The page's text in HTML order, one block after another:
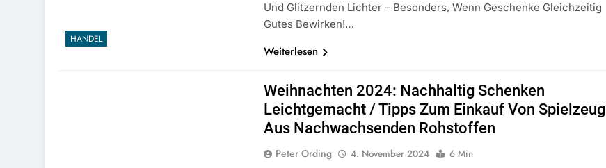
HANDEL
Und Glitzernden Lichter – Besonders, Wenn Geschenke Gleichzeitig
Gutes Bewirken!…
Weiterlesen
Weihnachten 2024: Nachhaltig Schenken
Leichtgemacht / Tipps Zum Einkauf Von Spielzeug
Aus Nachwachsenden Rohstoffen
Peter Ording 4. November 2024 6 Min